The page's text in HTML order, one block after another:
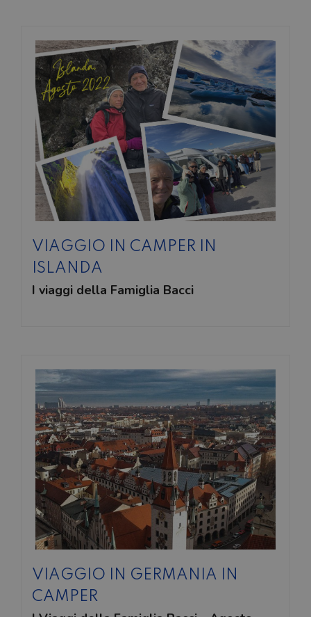
VIAGGIO IN CAMPER IN
ISLANDA
I viaggi della Famiglia Bacci
VIAGGIO IN GERMANIA IN
CAMPER